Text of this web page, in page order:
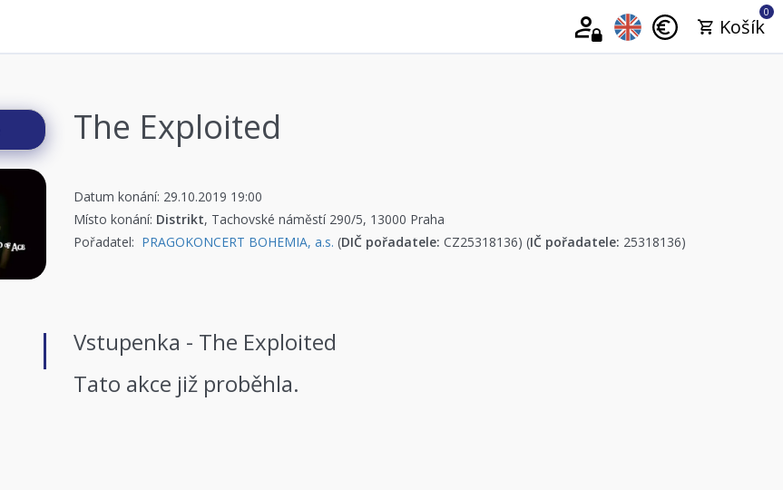
0
Košík
The Exploited
Datum konání: 29.10.2019 19:00
Místo konání: Distrikt, Tachovské náměstí 290/5, 13000 Praha
Pořadatel: PRAGOKONCERT BOHEMIA, a.s. (DIČ pořadatele: CZ25318136) (IČ pořadatele: 25318136)
Vstupenka - The Exploited
Tato akce již proběhla.